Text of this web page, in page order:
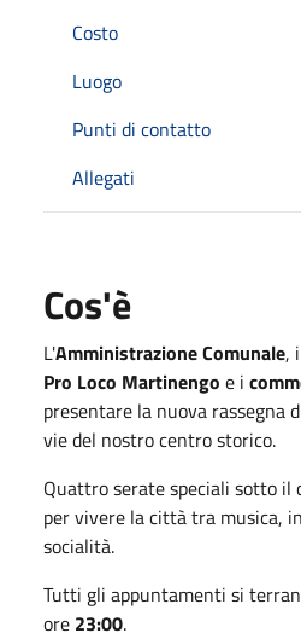
Costo
Luogo
Punti di contatto
Allegati
Cos'è
L'Amministrazione Comunale,
Pro Loco Martinengo e i
presentare la nuova rassegna
vie del nostro centro storico.
Quattro serate speciali sotto il
per vivere la città tra musica,
socialità.
Tutti gli appuntamenti si
ore 23:00.